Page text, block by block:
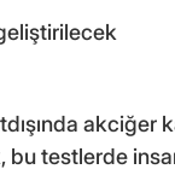
akciğer
bu testlerde